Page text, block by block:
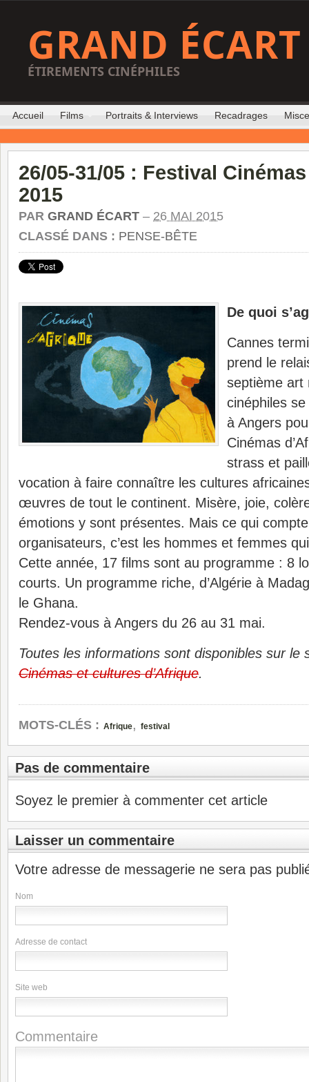
GRAND ÉCART
ÉTIREMENTS CINÉPHILES
Accueil Films Portraits & Interviews Recadrages
26/05-31/05 : Festival
2015
PAR GRAND ÉCART – 26 MAI 2015
CLASSÉ DANS : PENSE-BÊTE
De quoi
Cannes
prend le
septième art
cinéphiles
à Angers
Cinémas
strass et
vocation à faire connaître les cultures
œuvres de tout le continent. Misère, joie,
émotions y sont présentes. Mais ce qui
organisateurs, c’est les hommes et femmes
Cette année, 17 films sont au programme : 8
courts. Un programme riche, d’Algérie à
le Ghana.
Rendez-vous à Angers du 26 au 31 mai.
Toutes les informations sont disponibles sur le
Cinémas et cultures d’Afrique.
MOTS-CLÉS : Afrique, festival
Pas de commentaire
Soyez le premier à commenter cet article
Laisser un commentaire
Votre adresse de messagerie ne sera pas
Nom
Adresse de contact
Site web
Commentaire